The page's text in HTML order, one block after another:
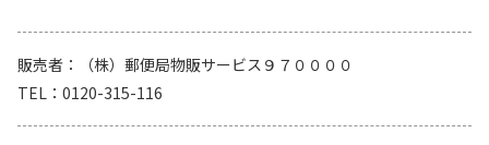
販売者
（株）郵便局物販サービス９７００００
TEL
0120-315-116